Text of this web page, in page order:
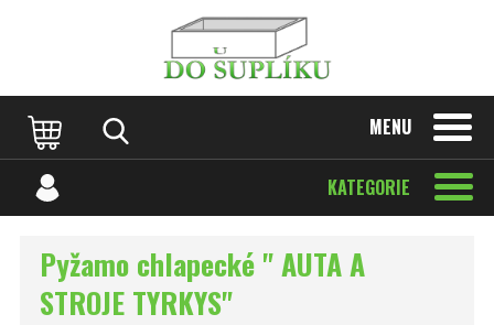
MENU
KATEGORIE
Pyžamo chlapecké " AUTA A
STROJE TYRKYS"